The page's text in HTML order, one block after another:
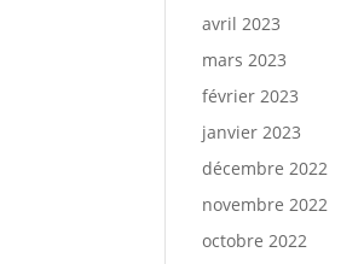
avril 2023
mars 2023
février 2023
janvier 2023
décembre 2022
novembre 2022
octobre 2022